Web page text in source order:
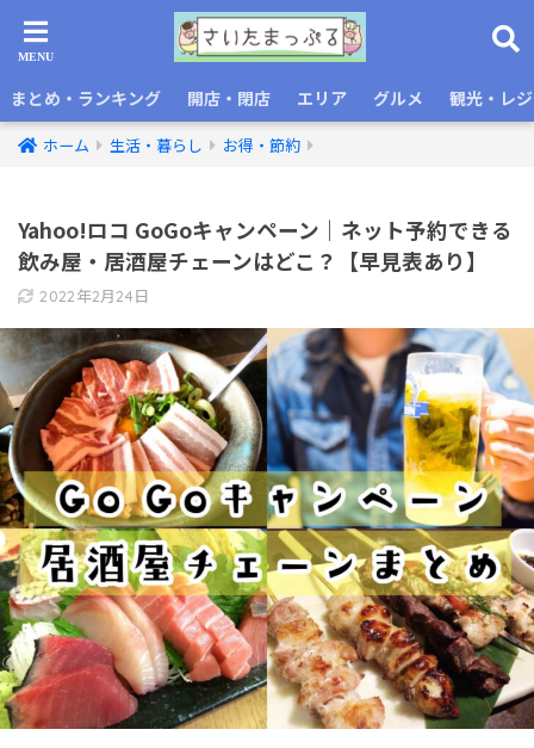
まとめ・ランキング 開店・閉店 エリア グルメ 観光・レ
ホーム 生活・暮らし お得・節約
Yahoo!ロコ GoGoキャンペーン｜ネット予約できる
飲み屋・居酒屋チェーンはどこ？【早見表あり】
2022年2月24日